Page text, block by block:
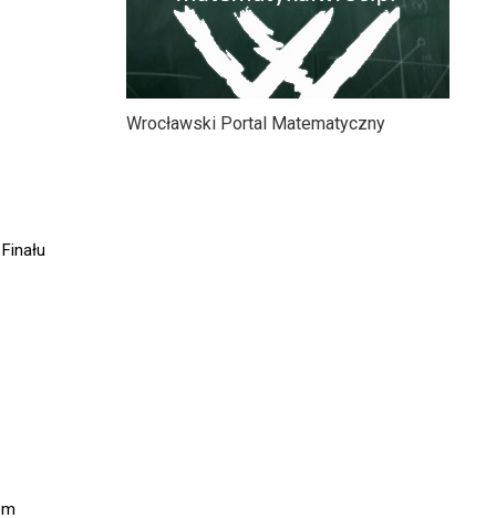
Wrocławski Portal Matematyczny